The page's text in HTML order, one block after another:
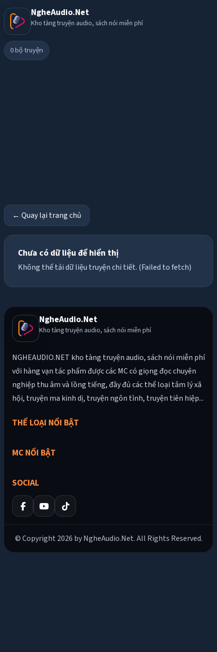
NgheAudio.Net
Kho tàng truyện audio, sách nói miễn phí
0bộ truyện
← Quay lại trang chủ
Chưa có dữ liệu để hiển thị
Không thể tải dữ liệu truyện chi tiết. (Failed to fetch)
NgheAudio.Net
Kho tàng truyện audio, sách nói miễn phí
NGHEAUDIO.NET kho tàng truyện audio, sách nói miễn phí
với hàng vạn tác phẩm được các MC có giọng đọc chuyên
nghiệp thu âm và lồng tiếng, đầy đủ các thể loại tâm lý xã
hội, truyện ma kinh dị, truyện ngôn tình, truyện tiên hiệp...
THỂ LOẠI NỔI BẬT
MC NỔI BẬT
SOCIAL
© Copyright 2026 by NgheAudio.Net. All Rights Reserved.